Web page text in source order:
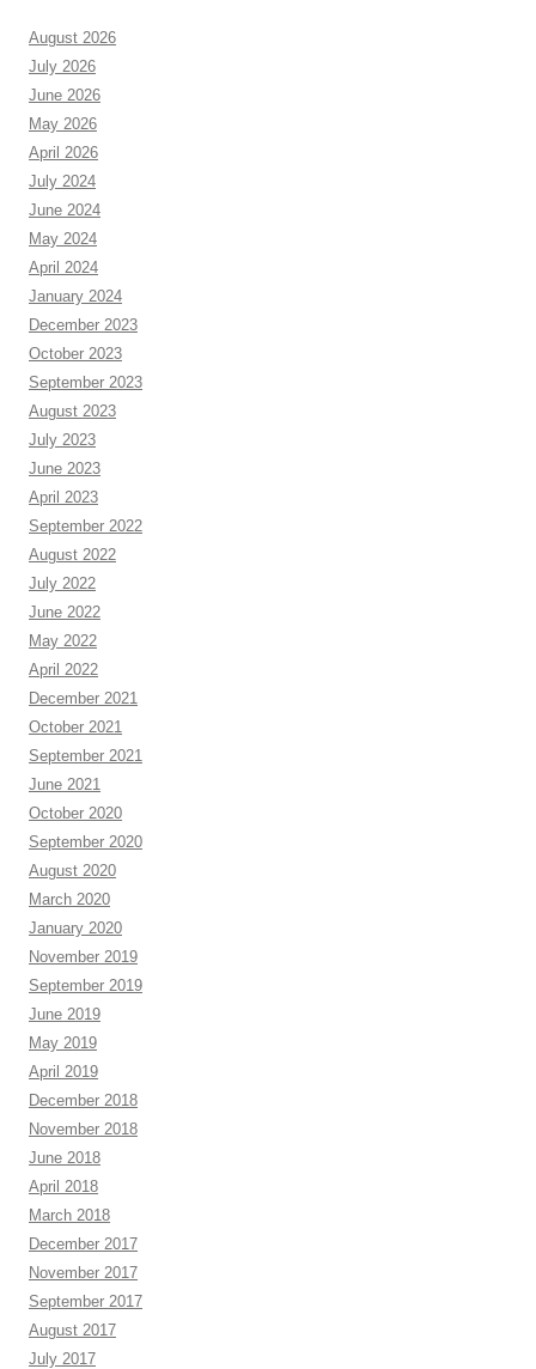
August 2026
July 2026
June 2026
May 2026
April 2026
July 2024
June 2024
May 2024
April 2024
January 2024
December 2023
October 2023
September 2023
August 2023
July 2023
June 2023
April 2023
September 2022
August 2022
July 2022
June 2022
May 2022
April 2022
December 2021
October 2021
September 2021
June 2021
October 2020
September 2020
August 2020
March 2020
January 2020
November 2019
September 2019
June 2019
May 2019
April 2019
December 2018
November 2018
June 2018
April 2018
March 2018
December 2017
November 2017
September 2017
August 2017
July 2017